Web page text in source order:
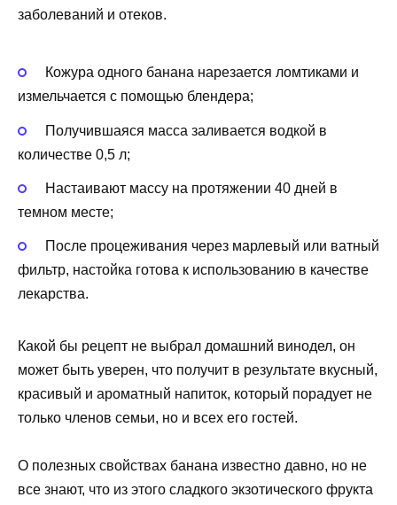
заболеваний и отеков.
Кожура одного банана нарезается ломтиками и
измельчается с помощью блендера;
Получившаяся масса заливается водкой в
количестве 0,5 л;
Настаивают массу на протяжении 40 дней в
темном месте;
После процеживания через марлевый или ватный
фильтр, настойка готова к использованию в качестве
лекарства.
Какой бы рецепт не выбрал домашний винодел, он
может быть уверен, что получит в результате вкусный,
красивый и ароматный напиток, который порадует не
только членов семьи, но и всех его гостей.
О полезных свойствах банана известно давно, но не
все знают, что из этого сладкого экзотического фрукта